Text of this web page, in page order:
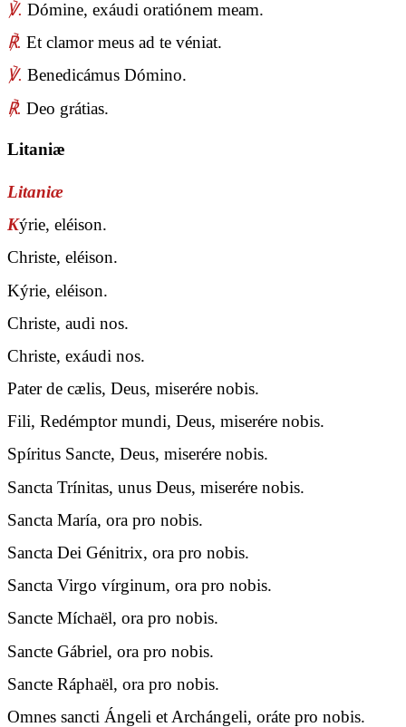
℣. Dómine, exáudi oratiónem meam.
℟. Et clamor meus ad te véniat.
℣. Benedicámus Dómino.
℟. Deo grátias.
Litaniæ
Litaniæ
Kýrie, eléison.
Christe, eléison.
Kýrie, eléison.
Christe, audi nos.
Christe, exáudi nos.
Pater de cælis, Deus, miserére nobis.
Fili, Redémptor mundi, Deus, miserére nobis.
Spíritus Sancte, Deus, miserére nobis.
Sancta Trínitas, unus Deus, miserére nobis.
Sancta María, ora pro nobis.
Sancta Dei Génitrix, ora pro nobis.
Sancta Virgo vírginum, ora pro nobis.
Sancte Míchaël, ora pro nobis.
Sancte Gábriel, ora pro nobis.
Sancte Ráphaël, ora pro nobis.
Omnes sancti Ángeli et Archángeli, oráte pro nobis.